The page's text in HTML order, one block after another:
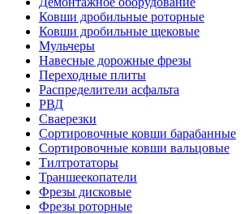
Ковши дробильные роторные
Ковши дробильные щековые
Мульчеры
Навесные дорожные фрезы
Переходные плиты
Распределители асфальта
РВД
Сваерезки
Сортировочные ковши барабанные
Сортировочные ковши вальцовые
Тилтротаторы
Траншеекопатели
Фрезы дисковые
Фрезы роторные